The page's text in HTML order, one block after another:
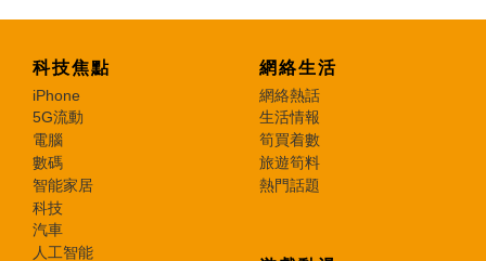
科技焦點
iPhone
5G流動
電腦
數碼
智能家居
科技
汽車
人工智能
網絡生活
網絡熱話
生活情報
筍買着數
旅遊筍料
熱門話題